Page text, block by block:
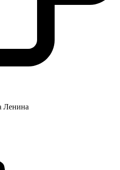
Ленина